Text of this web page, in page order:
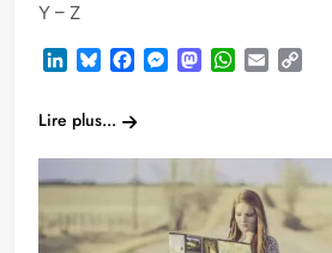
Y – Z
LinkedInBlueskyFacebook
Messenger
Mastodon
WhatsApp
Email
Lire plus...